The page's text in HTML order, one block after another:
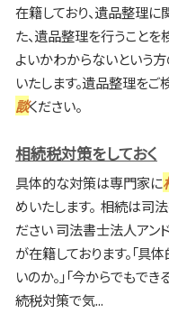
在籍しており、遺品整理に
た、遺品整理を行うことを
よいかわからないという
いたします。遺品整理を
談ください。
相続税対策をしておく
具体的な対策は専門家に
めいたします。 相続は司
ださい 司法書士法人アン
が在籍しております。「具
いのか。」「今からでもで
続税対策で気...